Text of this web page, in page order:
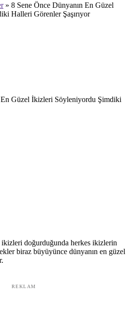
» 8 Sene Önce Dünyanın En Güzel
Halleri Görenler Şaşırıyor
ikizleri doğurduğunda herkes ikizlerin
biraz büyüyünce dünyanın en güzel
REKLAM